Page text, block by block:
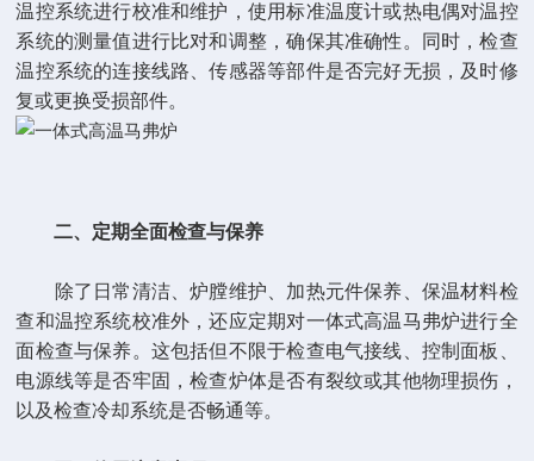
温控系统进行校准和维护，使用标准温度计或热电偶对温控
系统的测量值进行比对和调整，确保其准确性。同时，检查
温控系统的连接线路、传感器等部件是否完好无损，及时修
复或更换受损部件。
二、定期全面检查与保养
除了日常清洁、炉膛维护、加热元件保养、保温材料检
查和温控系统校准外，还应定期对一体式高温马弗炉进行全
面检查与保养。这包括但不限于检查电气接线、控制面板、
电源线等是否牢固，检查炉体是否有裂纹或其他物理损伤，
以及检查冷却系统是否畅通等。